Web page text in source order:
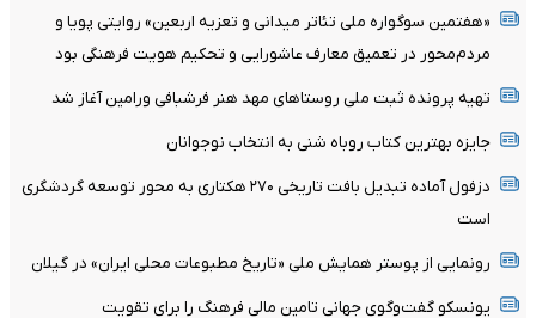
«هفتمین سوگواره ملی تئاتر میدانی و تعزیه اربعین» روایتی پویا و
مردم‌محور در تعمیق معارف عاشورایی و تحکیم هویت فرهنگی بود
تهیه پرونده ثبت ملی روستاهای مهد هنر فرشبافی ورامین آغاز شد
جایزه بهترین کتاب روباه شنی به انتخاب نوجوانان
دزفول آماده تبدیل بافت تاریخی ۲۷۰ هکتاری به محور توسعه گردشگری
است
رونمایی از پوستر همایش ملی «تاریخ مطبوعات محلی ایران» در گیلان
یونسکو گفت‌وگوی جهانی تامین مالی فرهنگ را برای تقویت